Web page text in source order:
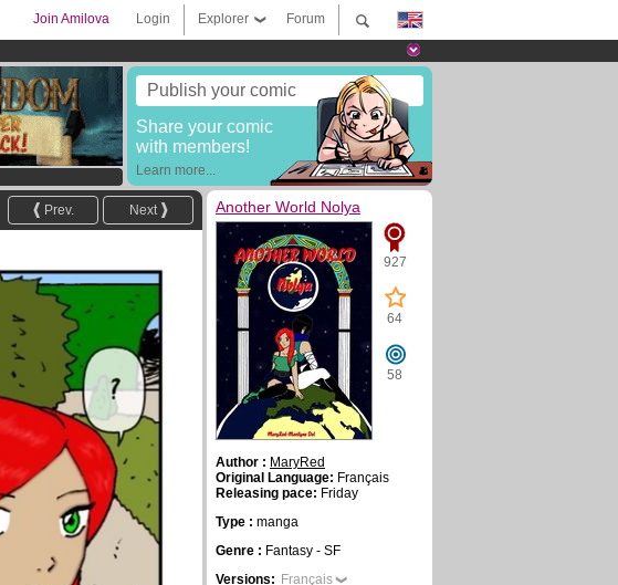
Forum
Explorer
Login
Join Amilova
Publish your comic
Share your comic
with members!
Learn more...
Next
Prev. Another World Nolya
927
64
58
Author : MaryRed
Original Language: Français
Releasing pace: Friday
Type : manga
Genre : Fantasy - SF
Versions: Français